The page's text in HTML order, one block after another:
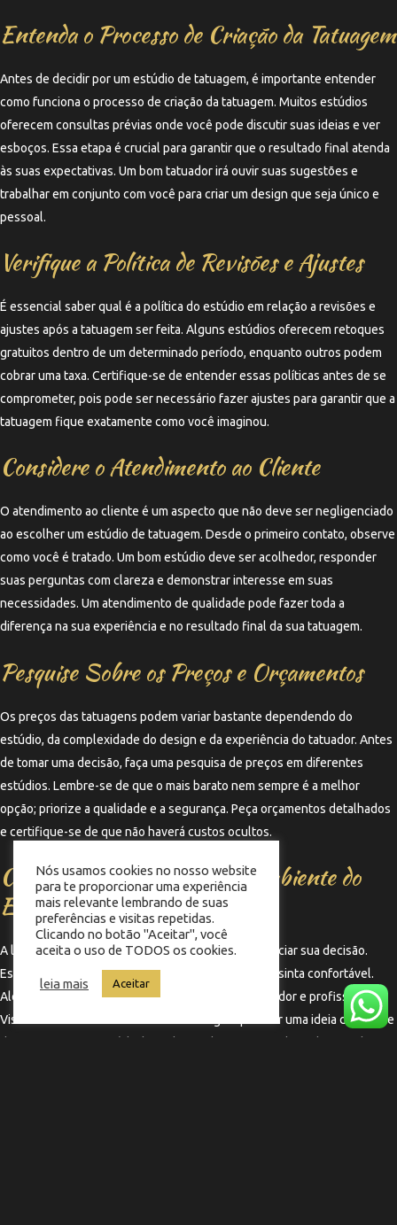
Entenda o Processo de Criação da Tatuagem
Antes de decidir por um estúdio de tatuagem, é importante entender
como funciona o processo de criação da tatuagem. Muitos estúdios
oferecem consultas prévias onde você pode discutir suas ideias e ver
esboços. Essa etapa é crucial para garantir que o resultado final atenda
às suas expectativas. Um bom tatuador irá ouvir suas sugestões e
trabalhar em conjunto com você para criar um design que seja único e
pessoal.
Verifique a Política de Revisões e Ajustes
É essencial saber qual é a política do estúdio em relação a revisões e
ajustes após a tatuagem ser feita. Alguns estúdios oferecem retoques
gratuitos dentro de um determinado período, enquanto outros podem
cobrar uma taxa. Certifique-se de entender essas políticas antes de se
comprometer, pois pode ser necessário fazer ajustes para garantir que a
tatuagem fique exatamente como você imaginou.
Considere o Atendimento ao Cliente
O atendimento ao cliente é um aspecto que não deve ser negligenciado
ao escolher um estúdio de tatuagem. Desde o primeiro contato, observe
como você é tratado. Um bom estúdio deve ser acolhedor, responder
suas perguntas com clareza e demonstrar interesse em suas
necessidades. Um atendimento de qualidade pode fazer toda a
diferença na sua experiência e no resultado final da sua tatuagem.
Pesquise Sobre os Preços e Orçamentos
Os preços das tatuagens podem variar bastante dependendo do
estúdio, da complexidade do design e da experiência do tatuador. Antes
de tomar uma decisão, faça uma pesquisa de preços em diferentes
estúdios. Lembre-se de que o mais barato nem sempre é a melhor
opção; priorize a qualidade e a segurança. Peça orçamentos detalhados
e certifique-se de que não haverá custos ocultos.
Considere a Localização e o Ambiente do
Estúdio
A localização do estúdio de tatuagem pode influenciar sua decisão.
Escolha um lugar que seja acessível e que você se sinta confortável.
Além disso, o ambiente do estúdio deve ser acolhedor e profissional.
Visite o local antes de marcar sua tatuagem para ter uma ideia do clima e
Nós usamos cookies no nosso website
para te proporcionar uma experiência
mais relevante lembrando de suas
preferências e visitas repetidas.
Clicando no botão "Aceitar", você
aceita o uso de TODOS os cookies.
leia mais Aceitar